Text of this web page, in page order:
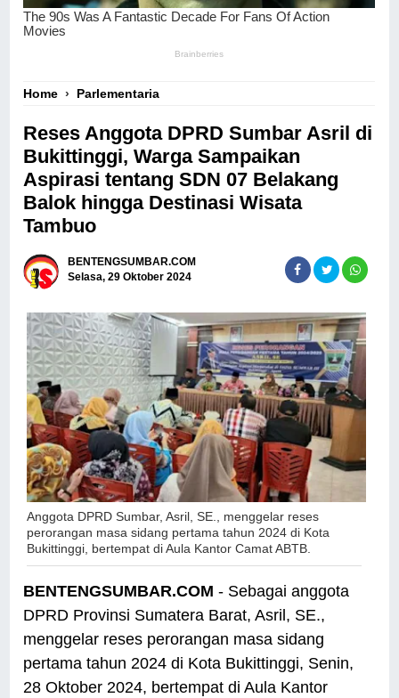
Home › Parlementaria
Reses Anggota DPRD Sumbar Asril di
Bukittinggi, Warga Sampaikan
Aspirasi tentang SDN 07 Belakang
Balok hingga Destinasi Wisata
Tambuo
BENTENGSUMBAR.COM
Selasa, 29 Oktober 2024
Anggota DPRD Sumbar, Asril, SE., menggelar reses
perorangan masa sidang pertama tahun 2024 di Kota
Bukittinggi, bertempat di Aula Kantor Camat ABTB.
BENTENGSUMBAR.COM - Sebagai anggota
DPRD Provinsi Sumatera Barat, Asril, SE.,
menggelar reses perorangan masa sidang
pertama tahun 2024 di Kota Bukittinggi, Senin,
28 Oktober 2024, bertempat di Aula Kantor